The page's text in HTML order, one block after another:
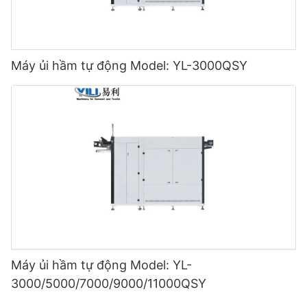
Máy ủi hầm tự động Model: YL-3000QSY
Máy ủi hầm tự động Model: YL-
3000/5000/7000/9000/11000QSY